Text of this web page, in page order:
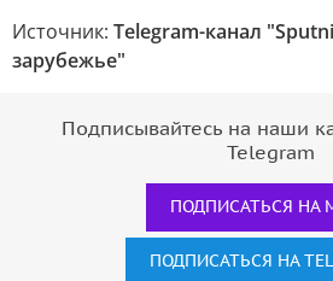
Источник: Telegram-канал
зарубежье"
Подписывайтесь на наши
Telegram
ПОДПИСАТЬСЯ НА
ПОДПИСАТЬСЯ НА